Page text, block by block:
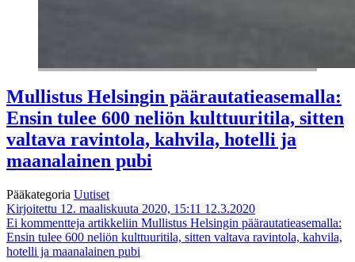
Mullistus Helsingin päärautatieasemalla:
Ensin tulee 600 neliön kulttuuritila, sitten
valtava ravintola, kahvila, hotelli ja
maanalainen pubi
Pääkategoria Uutiset
Kirjoitettu 12. maaliskuuta 2020, 15:11 12.3.2020
Ei kommentteja artikkeliin Mullistus Helsingin päärautatieasemalla:
Ensin tulee 600 neliön kulttuuritila, sitten valtava ravintola, kahvila,
hotelli ja maanalainen pubi